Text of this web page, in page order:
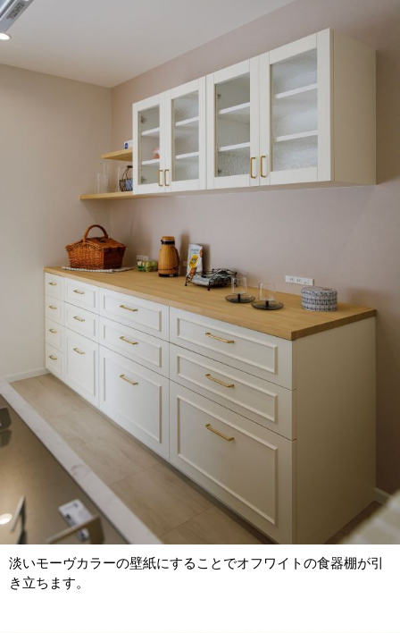
淡いモーヴカラーの壁紙にすることでオフワイトの食器棚が引
き立ちます。